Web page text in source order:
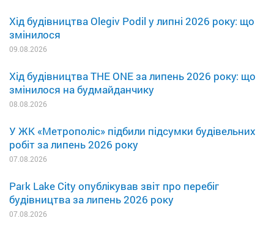
Хід будівництва Olegiv Podil у липні 2026 року: що
змінилося
09.08.2026
Хід будівництва THE ONE за липень 2026 року: що
змінилося на будмайданчику
08.08.2026
У ЖК «Метрополіс» підбили підсумки будівельних
робіт за липень 2026 року
07.08.2026
Park Lake City опублікував звіт про перебіг
будівництва за липень 2026 року
07.08.2026